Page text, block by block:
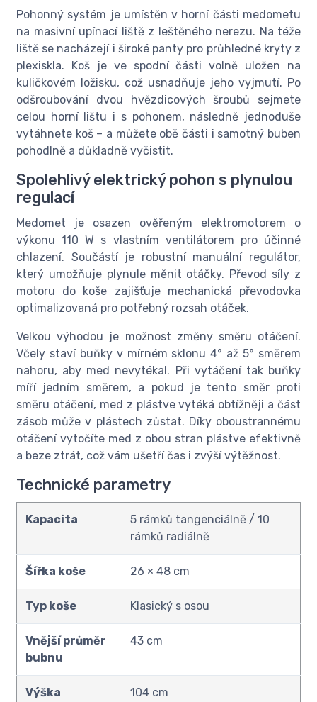
Pohonný systém je umístěn v horní části medometu
na masivní upínací liště z leštěného nerezu. Na téže
liště se nacházejí i široké panty pro průhledné kryty z
plexiskla. Koš je ve spodní části volně uložen na
kuličkovém ložisku, což usnadňuje jeho vyjmutí. Po
odšroubování dvou hvězdicových šroubů sejmete
celou horní lištu i s pohonem, následně jednoduše
vytáhnete koš – a můžete obě části i samotný buben
pohodlně a důkladně vyčistit.
Spolehlivý elektrický pohon s plynulou
regulací
Medomet je osazen ověřeným elektromotorem o
výkonu 110 W s vlastním ventilátorem pro účinné
chlazení. Součástí je robustní manuální regulátor,
který umožňuje plynule měnit otáčky. Převod síly z
motoru do koše zajišťuje mechanická převodovka
optimalizovaná pro potřebný rozsah otáček.
Velkou výhodou je možnost změny směru otáčení.
Včely staví buňky v mírném sklonu 4° až 5° směrem
nahoru, aby med nevytékal. Při vytáčení tak buňky
míří jedním směrem, a pokud je tento směr proti
směru otáčení, med z plástve vytéká obtížněji a část
zásob může v plástech zůstat. Díky oboustrannému
otáčení vytočíte med z obou stran plástve efektivně
a beze ztrát, což vám ušetří čas i zvýší výtěžnost.
Technické parametry
Kapacita
5 rámků tangenciálně / 10
rámků radiálně
Šířka koše 26 × 48 cm
Typ koše Klasický s osou
Vnější průměr
bubnu
43 cm
Výška
104 cm